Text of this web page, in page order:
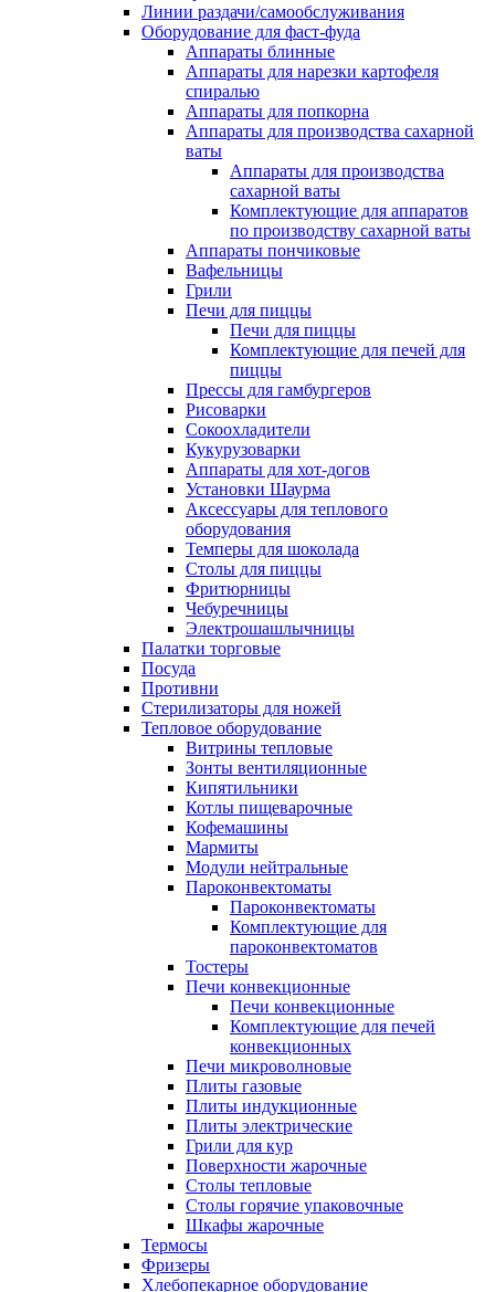
Линии раздачи/самообслуживания
Оборудование для фаст-фуда
Аппараты блинные
Аппараты для нарезки картофеля
спиралью
Аппараты для попкорна
Аппараты для производства сахарной
ваты
Аппараты для производства
сахарной ваты
Комплектующие для аппаратов
по производству сахарной ваты
Аппараты пончиковые
Вафельницы
Грили
Печи для пиццы
Печи для пиццы
Комплектующие для печей для
пиццы
Прессы для гамбургеров
Рисоварки
Сокоохладители
Кукурузоварки
Аппараты для хот-догов
Установки Шаурма
Аксессуары для теплового
оборудования
Темперы для шоколада
Столы для пиццы
Фритюрницы
Чебуречницы
Электрошашлычницы
Палатки торговые
Посуда
Противни
Стерилизаторы для ножей
Тепловое оборудование
Витрины тепловые
Зонты вентиляционные
Кипятильники
Котлы пищеварочные
Кофемашины
Мармиты
Модули нейтральные
Пароконвектоматы
Пароконвектоматы
Комплектующие для
пароконвектоматов
Тостеры
Печи конвекционные
Печи конвекционные
Комплектующие для печей
конвекционных
Печи микроволновые
Плиты газовые
Плиты индукционные
Плиты электрические
Грили для кур
Поверхности жарочные
Столы тепловые
Столы горячие упаковочные
Шкафы жарочные
Термосы
Фризеры
Хлебопекарное оборудование